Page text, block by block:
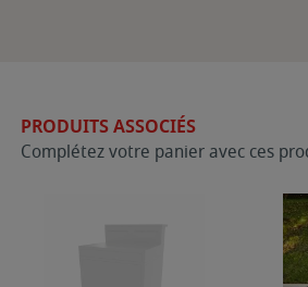
PRODUITS ASSOCIÉS
Complétez votre panier avec ces